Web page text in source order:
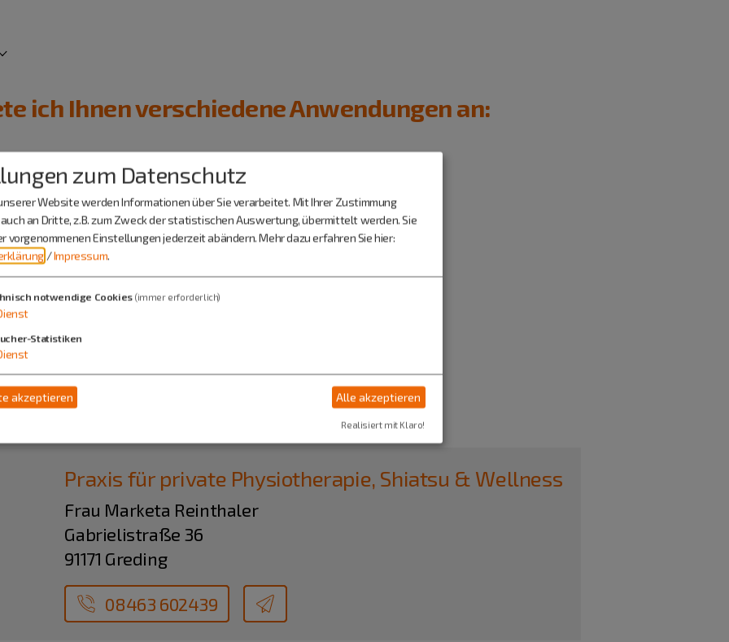
ich Ihnen verschiedene Anwendungen an:
Therapie (mit Privatrezept vom Arzt)
Praxis für private Physiotherapie, Shiatsu & Wellness
Frau Marketa Reinthaler
Gabrielistraße 36
91171 Greding
08463 602439
zum Datenschutz
Website werden Informationen über Sie verarbeitet. Mit Ihrer Zustimmung
an Dritte, z.B. zum Zweck der statistischen Auswertung, übermittelt werden. Sie
vorgenommenen Einstellungen jederzeit abändern. Mehr dazu erfahren Sie hier:
/Impressum.
notwendige Cookies (immer erforderlich)
Statistiken
akzeptieren Alle akzeptieren
Realisiert mit Klaro!